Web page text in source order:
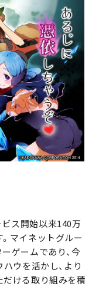
ビス開始以来140万
マイネットグルー
ゲームであり、今
ウを活かし、より
ける取り組みを積